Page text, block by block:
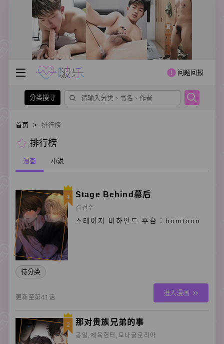
问题回报
分类搜寻
首页 > 排行榜
排行榜
漫画 小说
1 Stage Behind幕后
김건수
스테이지 비하인드 平台：bomtoon
待分类
更新至第41话
进入漫画
2 那对贵族兄弟的事
공일,제육헌터,모나글로리아